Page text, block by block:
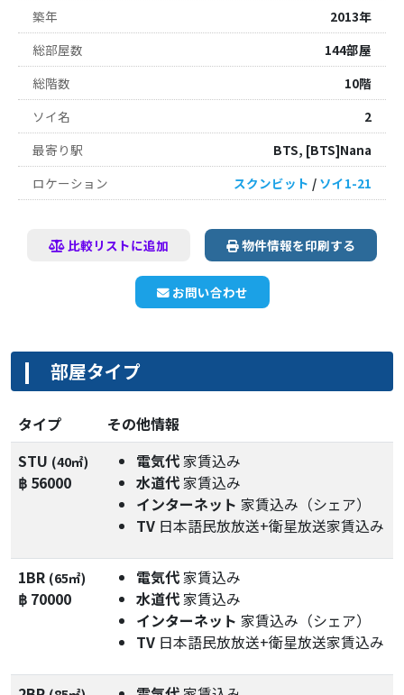
築年
2013年
総部屋数
144部屋
総階数
10階
ソイ名
2
最寄り駅
BTS, [BTS]Nana
ロケーション
スクンビット / ソイ1-21
比較リストに追加 物件情報を印刷する
お問い合わせ
部屋タイプ
タイプ
その他情報
STU (40㎡)
฿ 56000
電気代家賃込み
水道代家賃込み
インターネット 家賃込み（シェア）
TV 日本語民放放送+衛星放送家賃込み
1BR (65㎡)
฿ 70000
電気代家賃込み
水道代家賃込み
インターネット 家賃込み（シェア）
TV 日本語民放放送+衛星放送家賃込み